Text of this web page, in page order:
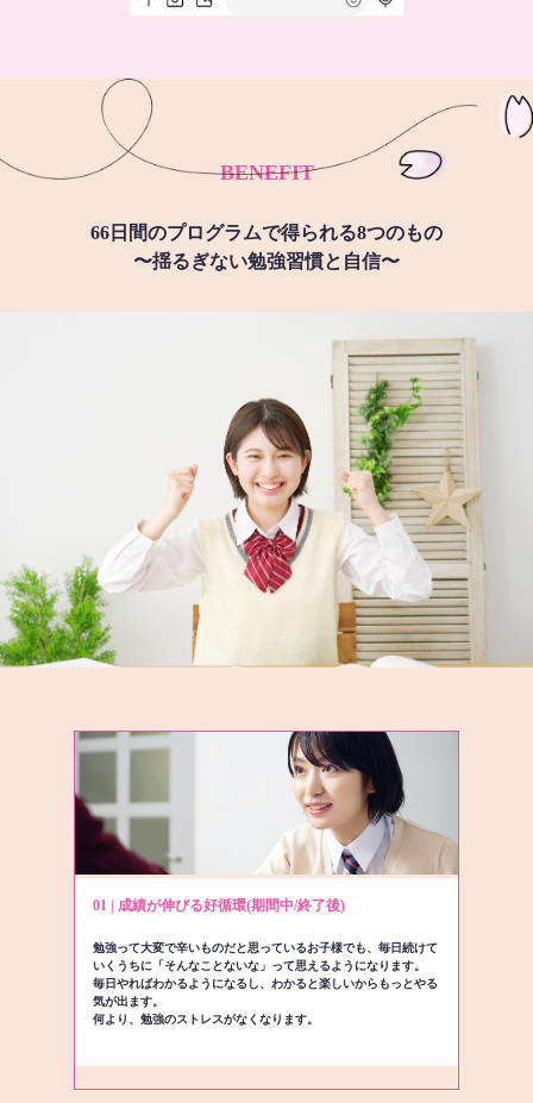
BENEFIT
66日間のプログラムで得られる8つのもの
〜揺るぎない勉強習慣と自信〜
01 | 成績が伸びる好循環(期間中/終了後)
勉強って大変で辛いものだと思っているお子様でも、毎日続けて
いくうちに「そんなことないな」って思えるようになります。
毎日やればわかるようになるし、わかると楽しいからもっとやる
気が出ます。
何より、勉強のストレスがなくなります。